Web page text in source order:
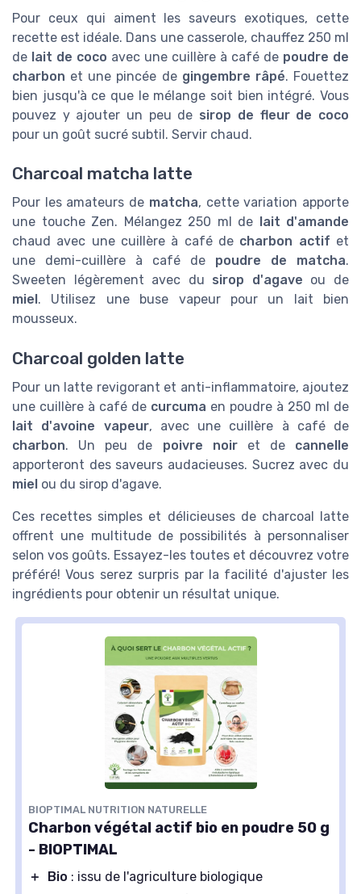
Pour ceux qui aiment les saveurs exotiques, cette
recette est idéale. Dans une casserole, chauffez 250 ml
de lait de coco avec une cuillère à café de poudre de
charbon et une pincée de gingembre râpé. Fouettez
bien jusqu'à ce que le mélange soit bien intégré. Vous
pouvez y ajouter un peu de sirop de fleur de coco
pour un goût sucré subtil. Servir chaud.
Charcoal matcha latte
Pour les amateurs de matcha, cette variation apporte
une touche Zen. Mélangez 250 ml de
lait d'amande
chaud avec une cuillère à café de charbon actif et
une demi-cuillère à café de poudre de matcha.
Sweeten légèrement avec du sirop d'agave ou de
miel . Utilisez une buse vapeur pour un lait bien
mousseux.
Charcoal golden latte
Pour un latte revigorant et anti-inflammatoire, ajoutez
une cuillère à café de curcuma en poudre à 250 ml de
lait d'avoine vapeur, avec une cuillère à café de
charbon. Un peu de poivre noiret de cannelle
apporteront des saveurs audacieuses. Sucrez avec du
miel ou du sirop d'agave.
Ces recettes simples et délicieuses de charcoal latte
offrent une multitude de possibilités à personnaliser
selon vos goûts. Essayez-les toutes et découvrez votre
préféré! Vous serez surpris par la facilité d'ajuster les
ingrédients pour obtenir un résultat unique.
BIOPTIMAL NUTRITION NATURELLE
Charbon végétal actif bio en poudre 50 g
- BIOPTIMAL
＋ Bio : issu de l'agriculture biologique